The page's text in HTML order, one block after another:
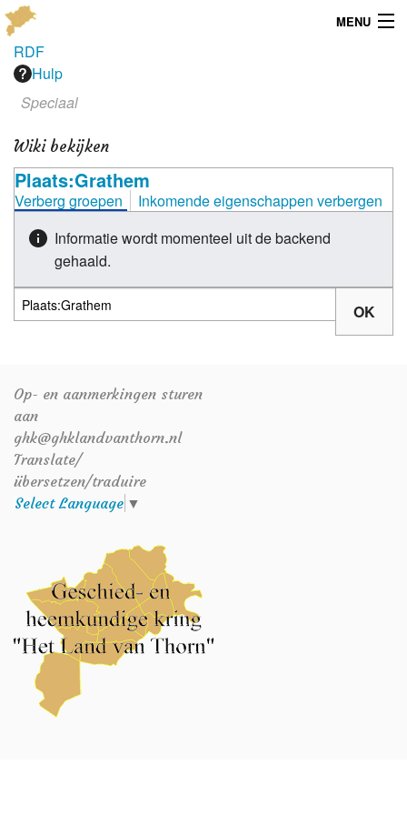
MENU
Menu
Publicaties
Dialect
Locaties
Kaarten
Verenigingsinfo
RDF
Hulp
Speciaal
Wiki bekijken
Plaats:Grathem
Verberg groepen
Inkomende eigenschappen verbergen
Informatie wordt momenteel uit de backend
gehaald.
Op- en aanmerkingen sturen
aan
ghk@ghklandvanthorn.nl
Translate/
übersetzen/traduire
Select Language ▼